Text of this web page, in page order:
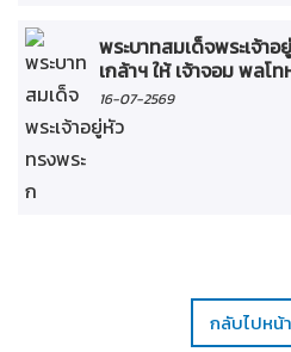
พระบาทสมเด็จพระเจ้า
เกล้าฯ ให้ เจ้าจอม พลโ
16-07-2569
กลับไปหน้